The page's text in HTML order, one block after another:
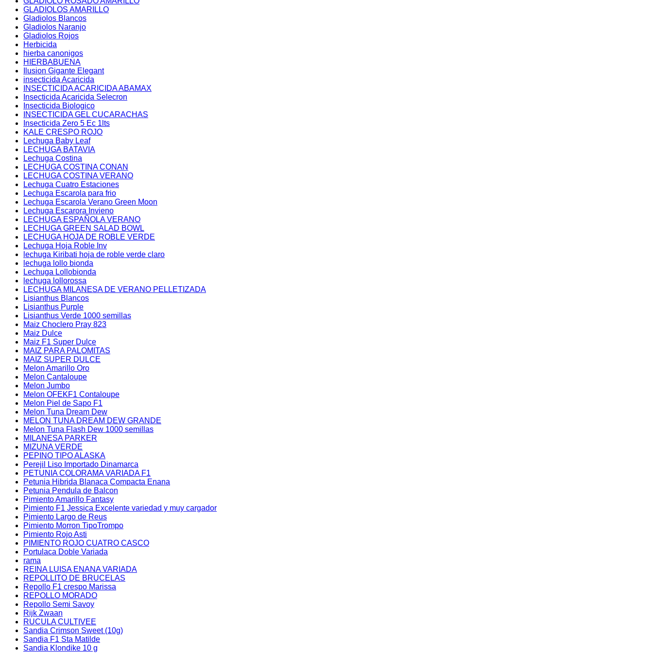
GLADIOLOS AMARILLO
Gladiolos Blancos
Gladiolos Naranjo
Gladiolos Rojos
Herbicida
hierba canonigos
HIERBABUENA
Ilusion Gigante Elegant
insecticida Acaricida
INSECTICIDA ACARICIDA ABAMAX
Insecticida Acaricida Selecron
Insecticida Biologico
INSECTICIDA GEL CUCARACHAS
Insecticida Zero 5 Ec 1lts
KALE CRESPO ROJO
Lechuga Baby Leaf
LECHUGA BATAVIA
Lechuga Costina
LECHUGA COSTINA CONAN
LECHUGA COSTINA VERANO
Lechuga Cuatro Estaciones
Lechuga Escarola para frio
Lechuga Escarola Verano Green Moon
Lechuga Escarora Invieno
LECHUGA ESPAÑOLA VERANO
LECHUGA GREEN SALAD BOWL
LECHUGA HOJA DE ROBLE VERDE
Lechuga Hoja Roble Inv
lechuga Kiribati hoja de roble verde claro
lechuga lollo bionda
Lechuga Lollobionda
lechuga lollorossa
LECHUGA MILANESA DE VERANO PELLETIZADA
Lisianthus Blancos
Lisianthus Purple
Lisianthus Verde 1000 semillas
Maiz Choclero Pray 823
Maiz Dulce
Maiz F1 Super Dulce
MAIZ PARA PALOMITAS
MAIZ SUPER DULCE
Melon Amarillo Oro
Melon Cantaloupe
Melon Jumbo
Melon OFEKF1 Contaloupe
Melon Piel de Sapo F1
Melon Tuna Dream Dew
MELON TUNA DREAM DEW GRANDE
Melon Tuna Flash Dew 1000 semillas
MILANESA PARKER
MIZUNA VERDE
PEPINO TIPO ALASKA
Perejil Liso Importado Dinamarca
PETUNIA COLORAMA VARIADA F1
Petunia Hibrida Blanaca Compacta Enana
Petunia Pendula de Balcon
Pimiento Amarillo Fantasy
Pimiento F1 Jessica Excelente variedad y muy cargador
Pimiento Largo de Reus
Pimiento Morron TipoTrompo
Pimiento Rojo Asti
PIMIENTO ROJO CUATRO CASCO
Portulaca Doble Variada
rama
REINA LUISA ENANA VARIADA
REPOLLITO DE BRUCELAS
Repollo F1 crespo Marissa
REPOLLO MORADO
Repollo Semi Savoy
Rijk Zwaan
RUCULA CULTIVEE
Sandia Crimson Sweet (10g)
Sandia F1 Sta Matilde
Sandia Klondike 10 g